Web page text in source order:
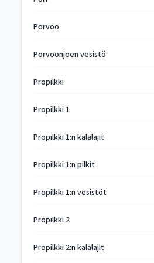
Porvoo
Porvoonjoen vesistö
Propilkki
Propilkki 1
Propilkki 1:n kalalajit
Propilkki 1:n pilkit
Propilkki 1:n vesistöt
Propilkki 2
Propilkki 2:n kalalajit